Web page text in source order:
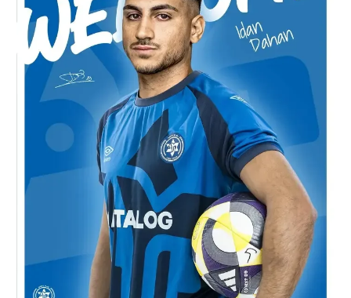
מדיניות פרטיות
תקנון פעילות ספורט 1
רשיון להקרנה פומבית לבית עסק
הצטרפות לחבילת הערוצים
לוח דרושים – ג'ובנט
תגיות
המגזין